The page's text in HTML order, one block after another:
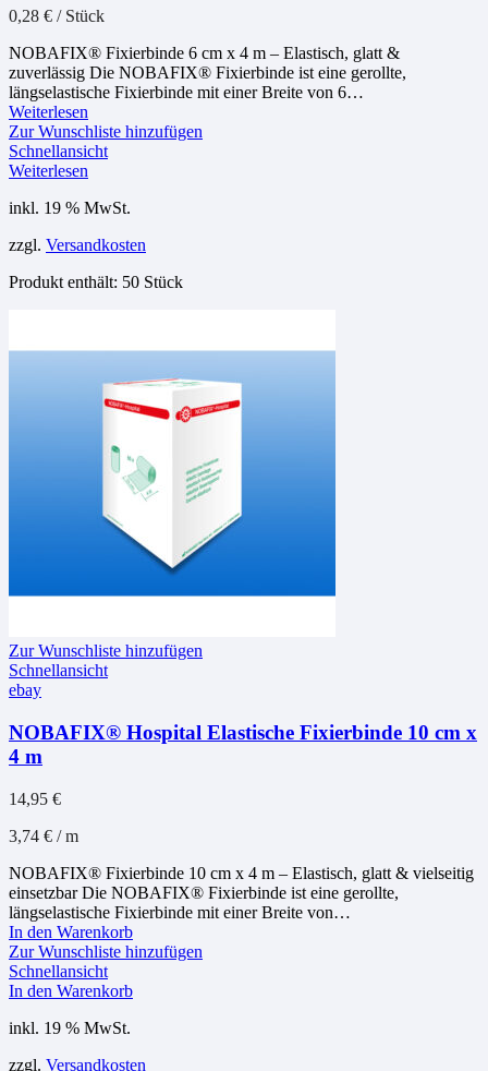
0,28 € / Stück
NOBAFIX® Fixierbinde 6 cm x 4 m – Elastisch, glatt &
zuverlässig Die NOBAFIX® Fixierbinde ist eine gerollte,
längselastische Fixierbinde mit einer Breite von 6…
Weiterlesen
Zur Wunschliste hinzufügen
Schnellansicht
Weiterlesen
inkl. 19 % MwSt.
zzgl. Versandkosten
Produkt enthält: 50 Stück
Zur Wunschliste hinzufügen
Schnellansicht
ebay
NOBAFIX® Hospital Elastische Fixierbinde 10 cm x
4 m
14,95 €
3,74 € /m
NOBAFIX® Fixierbinde 10 cm x 4 m – Elastisch, glatt & vielseitig
einsetzbar Die NOBAFIX® Fixierbinde ist eine gerollte,
längselastische Fixierbinde mit einer Breite von…
In den Warenkorb
Zur Wunschliste hinzufügen
Schnellansicht
In den Warenkorb
inkl. 19 % MwSt.
zzgl. Versandkosten